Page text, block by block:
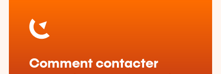
Comment contacter